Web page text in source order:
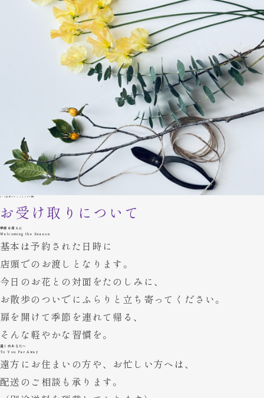
2~3箇所プラン（3,300円）
お受け取りについて
季節を迎えに
Welcoming the Season
基本は予約された日時に
店頭でのお渡しとなります。
今日のお花との対面をたのしみに、
お散歩のついでにふらりと 立ち寄ってください。
扉を開けて季節を連れて帰る、
そんな軽やかな習慣を。
遠くのあなたへ
To You Far Away
遠方にお住まいの方や、 お忙しい方へは、
配送のご相談も承ります。